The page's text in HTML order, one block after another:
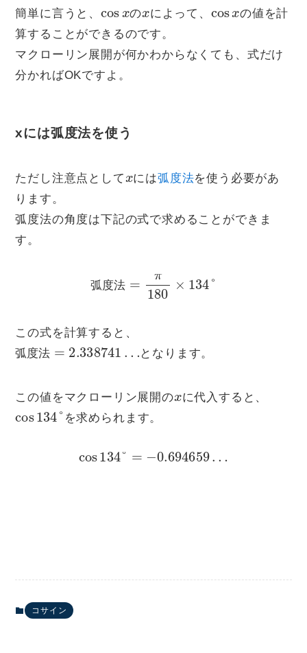
簡単に言うと、 の によって、
の値を計
算することができるのです。
マクローリン展開が何かわからなくても、式だけ
分かればOKですよ。
xには弧度法を使う
ただし注意点として には弧度法を使う必要があ
ります。
弧度法の角度は下記の式で求めることができま
す。
弧 度 法
180
この式を計算すると、
弧 度 法
弧度 法
=2.338741…
となります。
この値をマクローリン展開の に代入すると、
cos134 °
を求められます。
cos134 °= 0.694659
コサイン